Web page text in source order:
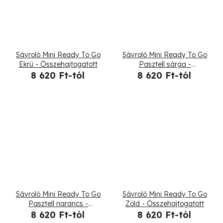
Sávroló Mini Ready To Go
Ekrü - Összehajtogatott
8 620 Ft-tól
Sávroló Mini Ready To Go
Pasztell sárga -
Összehajtogatott
8 620 Ft-tól
Sávroló Mini Ready To Go
Pasztell narancs -
Összehajtogatott
8 620 Ft-tól
Sávroló Mini Ready To Go
Zöld - Összehajtogatott
8 620 Ft-tól